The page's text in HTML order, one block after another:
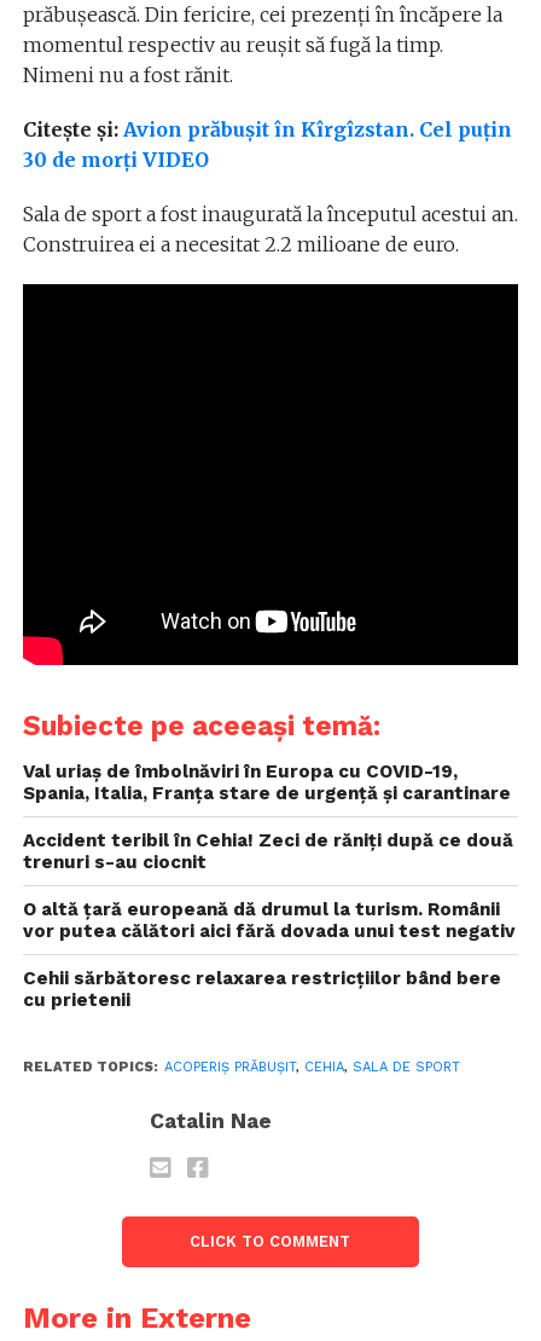
prăbușească. Din fericire, cei prezenți în încăpere la
momentul respectiv au reușit să fugă la timp.
Nimeni nu a fost rănit.
Citește și: Avion prăbușit în Kîrgîzstan. Cel puțin
30 de morți VIDEO
Sala de sport a fost inaugurată la începutul acestui an.
Construirea ei a necesitat 2.2 milioane de euro.
Subiecte pe aceeași temă:
Val uriaș de îmbolnăviri în Europa cu COVID-19,
Spania, Italia, Franța stare de urgență și carantinare
Accident teribil în Cehia! Zeci de răniți după ce două
trenuri s-au ciocnit
O altă țară europeană dă drumul la turism. Românii
vor putea călători aici fără dovada unui test negativ
Cehii sărbătoresc relaxarea restricțiilor bând bere
cu prietenii
RELATED TOPICS: ACOPERIȘ PRĂBUȘIT, CEHIA, SALA DE SPORT
Catalin Nae
CLICK TO COMMENT
More in Externe